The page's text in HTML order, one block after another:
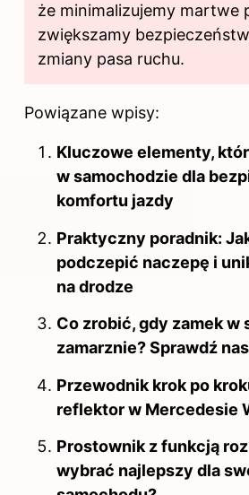
że minimalizujemy martwe
zwiększamy
zmiany pasa ruchu.
Powiązane wpisy:
Kluczowe elementy,
w samochodzie dla
komfortu jazdy
Praktyczny poradnik:
podczepić naczepę i
na drodze
Co zrobić, gdy zamek w
zamarznie? Sprawdź
Przewodnik krok po
reflektor w Mercedesie
Prostownik z funkcją
wybrać najlepszy dla